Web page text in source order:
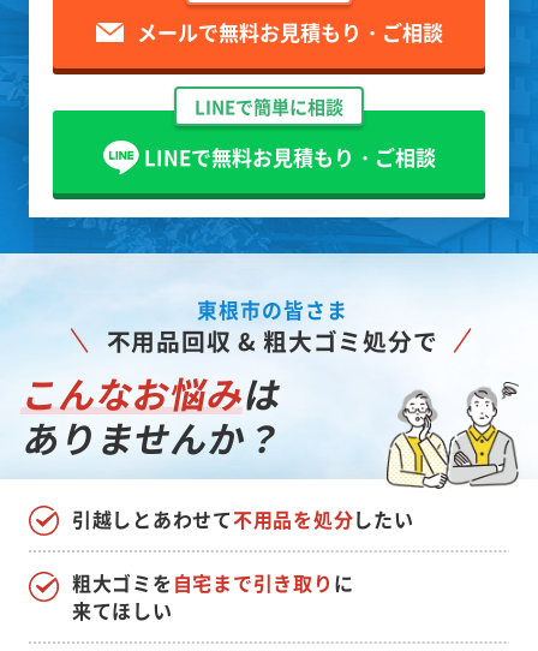
メールで無料お見積もり・ご相談
LINEで簡単に相談
LINEで無料お見積もり・ご相談
東根市の皆さま
不用品回収 & 粗大ゴミ処分で
こんなお悩みは
ありませんか？
引越しとあわせて不用品を処分したい
粗大ゴミを自宅まで引き取り に
来てほしい